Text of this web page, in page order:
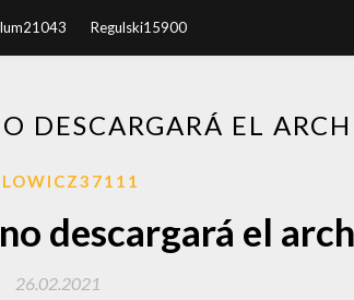
Regulski15900
DESCARGARÁ EL
descargará el
26.02.2021